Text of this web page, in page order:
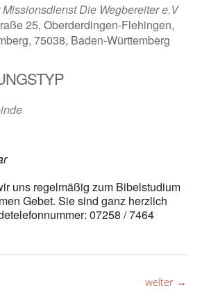
Die Wegbereiter e.V
25, Oberderdingen-Flehingen,
75038, Baden-Württemberg
uns regelmäßig zum Bibelstudium
Gebet. Sie sind ganz herzlich
07258 / 7464
weiter →